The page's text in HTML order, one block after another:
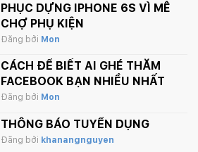
PHỤC DỰNG IPHONE 6S VÌ MÊ
CHỢ PHỤ KIỆN
Đăng bởi Mon
CÁCH ĐỂ BIẾT AI GHÉ THĂM
FACEBOOK BẠN NHIỀU NHẤT
Đăng bởi Mon
THÔNG BÁO TUYỂN DỤNG
Đăng bởi khanangnguyen